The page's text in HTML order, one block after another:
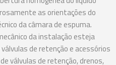
as orientações do
da câmara de espuma.
da instalação esteja
de retenção e acessórios
válvulas de retenção, drenos,